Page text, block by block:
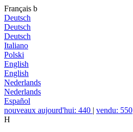
Français b
Deutsch
Deutsch
Deutsch
Italiano
Polski
English
English
Nederlands
Nederlands
Español
nouveaux aujourd'hui: 440 | vendu: 550
H